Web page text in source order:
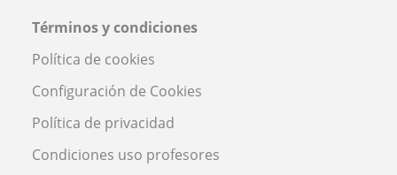
Términos y condiciones
Política de cookies
Configuración de Cookies
Política de privacidad
Condiciones uso profesores